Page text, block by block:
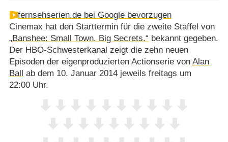
fernsehserien.de bei Google bevorzugen
Cinemax hat den Starttermin für die zweite Staffel von
„Banshee: Small Town. Big Secrets.“ bekannt gegeben.
Der HBO-Schwesterkanal zeigt die zehn neuen
Episoden der eigenproduzierten Actionserie von Alan
Ball
ab dem 10. Januar 2014 jeweils freitags um
22:00 Uhr.